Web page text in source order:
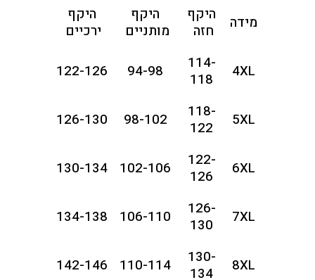
מידה
היקף
חזה
היקף
מותניים
היקף
ירכיים
4XL
114-
118
94-98
122-126
5XL
118-
122
98-102
126-130
6XL
122-
126
102-106
130-134
7XL
126-
130
106-110
134-138
8XL
130-
134
110-114
142-146